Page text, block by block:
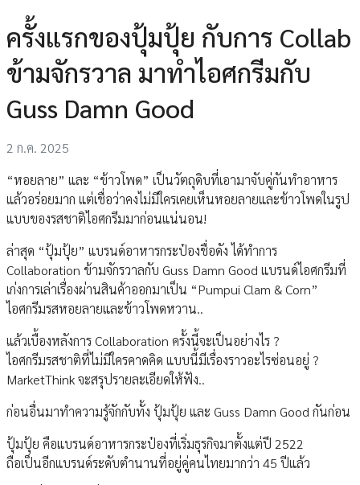
ครั้งแรกของปุ้มปุ้ย กับการ Collab
ข้ามจักรวาล มาทำไอศกรีมกับ
Guss Damn Good
2 ก.ค. 2025
“หอยลาย” และ “ข้าวโพด” เป็นวัตถุดิบที่เอามาจับคู่กันทำอาหาร
แล้วอร่อยมาก แต่เชื่อว่าคงไม่มีใครเคยเห็นหอยลายและข้าวโพดในรูป
แบบของรสชาติไอศกรีมมาก่อนแน่นอน!
ล่าสุด “ปุ้มปุ้ย” แบรนด์อาหารกระป๋องชื่อดัง ได้ทำการ
Collaboration ข้ามจักรวาลกับ Guss Damn Good แบรนด์ไอศกรีมที่
เก่งการเล่าเรื่องผ่านสินค้าออกมาเป็น “Pumpui Clam & Corn”
ไอศกรีมรสหอยลายและข้าวโพดหวาน..
แล้วเบื้องหลังการ Collaboration ครั้งนี้จะเป็นอย่างไร ?
ไอศกรีมรสชาติที่ไม่มีใครคาดคิด แบบนี้มีเรื่องราวอะไรซ่อนอยู่ ?
MarketThink จะสรุปรายละเอียดให้ฟัง..
ก่อนอื่นมาทำความรู้จักกับทั้ง ปุ้มปุ้ย และ Guss Damn Good กันก่อน
ปุ้มปุ้ย คือแบรนด์อาหารกระป๋องที่เริ่มธุรกิจมาตั้งแต่ปี 2522
ถือเป็นอีกแบรนด์ระดับตำนานที่อยู่คู่คนไทยมากว่า 45 ปีแล้ว